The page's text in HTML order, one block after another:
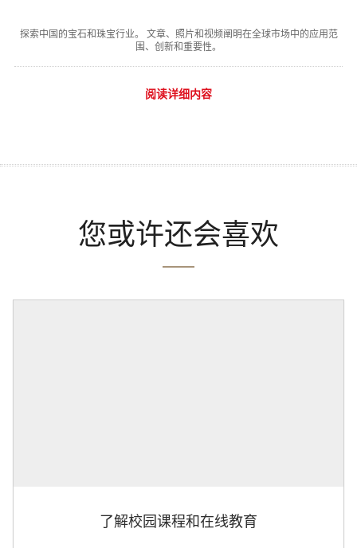
探索中国的宝石和珠宝行业。 文章、照片和视频阐明在全球市场中的应用范
围、创新和重要性。
阅读详细内容
您或许还会喜欢
了解校园课程和在线教育